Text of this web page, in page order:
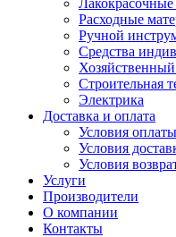
Расходные
Ручной
Средства
Строительная
Электрика
Доставка и оплата
Условия оплаты
Условия
Условия
Услуги
Производители
О компании
Контакты